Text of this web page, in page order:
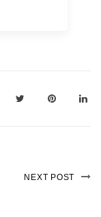
NEXT POST